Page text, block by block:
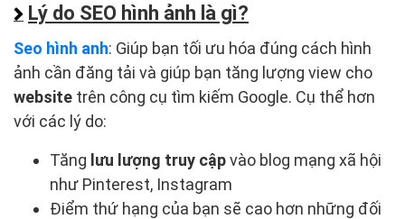
Lý do SEO hình ảnh là gì?
Seo hình anh: Giúp bạn tối ưu hóa đúng cách hình
ảnh cần đăng tải và giúp bạn tăng lượng view cho
website trên công cụ tìm kiếm Google. Cụ thể hơn
với các lý do:
Tăng lưu lượng truy cậpvào blog mạng xã hội
như Pinterest, Instagram
Điểm thứ hạng của bạn sẽ cao hơn những đối